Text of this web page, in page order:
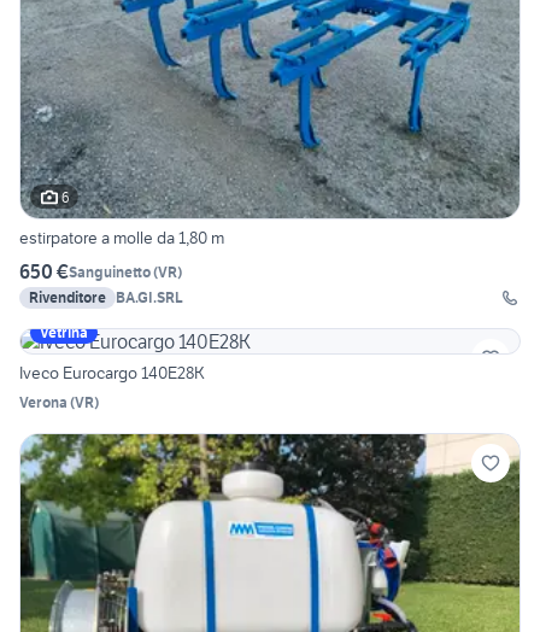
6
estirpatore a molle da 1,80 m
650 €Sanguinetto(VR)
Rivenditore BA.GI.SRL
Vetrina
Iveco Eurocargo 140E28K
Verona (VR)